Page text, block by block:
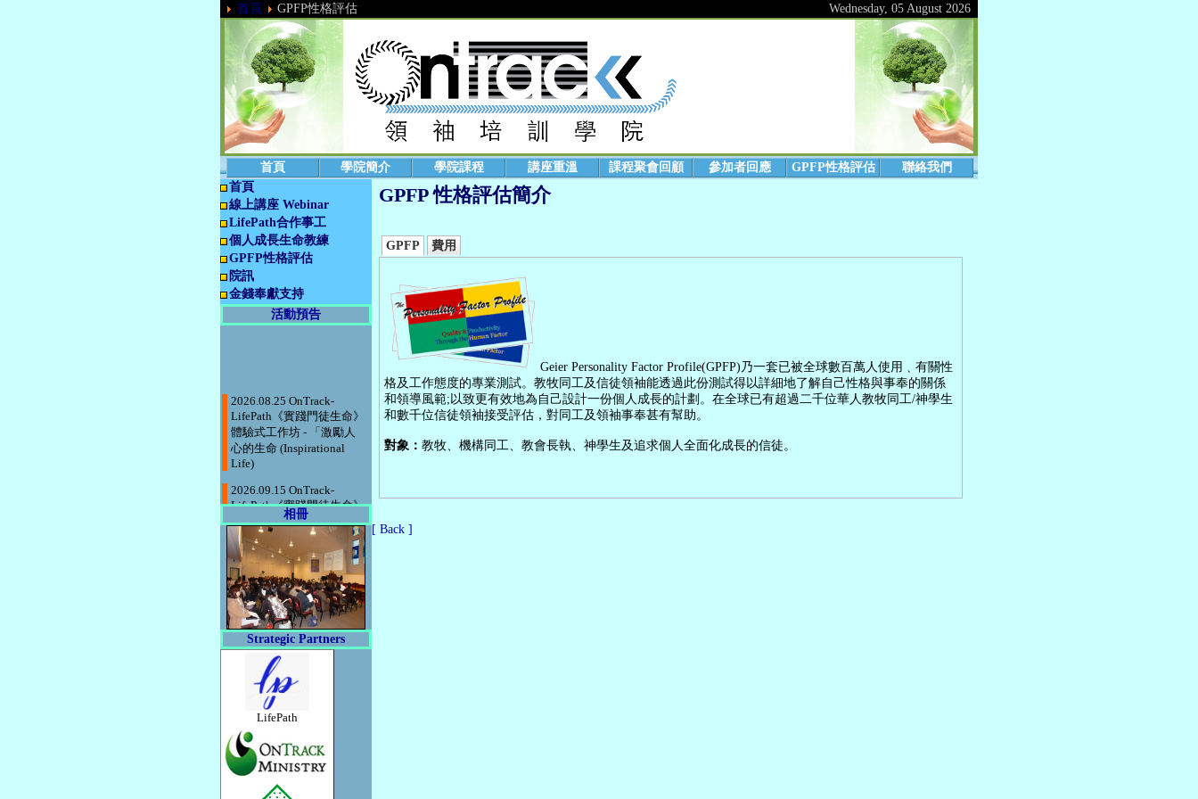
首頁 GPFP性格評估 Wednesday, 05 August 2026
首頁 學院簡介 學院課程 講座重溫 課程聚會回顧 參加者回應 GPFP性格評估
聯絡我們
首頁
線上講座 Webinar
LifePath合作事工
個人成長生命教練
GPFP性格評估
院訊
金錢奉獻支持
活動預告
2026.08.25 OnTrack-
LifePath《實踐門徒生命》
體驗式工作坊 - 「激勵人
心的生命 (Inspirational
Life)
2026.09.15 OnTrack-
LifePath《實踐門徒生命》
體驗式工作坊 - 「選擇熱
情的生命 (Passionate
Life)」
相冊
Strategic Partners
LifePath
GPFP 性格評估簡介
GPFP 費用
Geier Personality Factor Profile(GPFP)乃一套已被全球數百萬人使用﹑有關性
格及工作態度的專業測試。教牧同工及信徒領袖能透過此份測試得以詳細地了解自己性格與事奉的關係
和領導風範;以致更有效地為自己設計一份個人成長的計劃。在全球已有超過二千位華人教牧同工/神學生
和數千位信徒領袖接受評估，對同工及領袖事奉甚有幫助。
對象： 教牧、機構同工、教會長執、神學生及追求個人全面化成長的信徒。
[ Back ]